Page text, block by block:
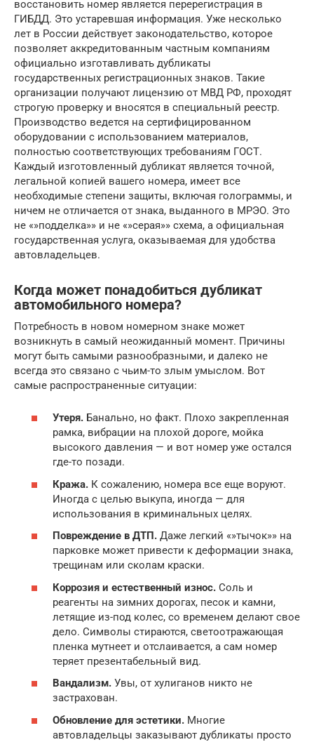
восстановить номер является перерегистрация в
ГИБДД. Это устаревшая информация. Уже несколько
лет в России действует законодательство, которое
позволяет аккредитованным частным компаниям
официально изготавливать дубликаты
государственных регистрационных знаков. Такие
организации получают лицензию от МВД РФ, проходят
строгую проверку и вносятся в специальный реестр.
Производство ведется на сертифицированном
оборудовании с использованием материалов,
полностью соответствующих требованиям ГОСТ.
Каждый изготовленный дубликат является точной,
легальной копией вашего номера, имеет все
необходимые степени защиты, включая голограммы, и
ничем не отличается от знака, выданного в МРЭО. Это
не «»подделка»» и не «»серая»» схема, а официальная
государственная услуга, оказываемая для удобства
автовладельцев.
Когда может понадобиться дубликат
автомобильного номера?
Потребность в новом номерном знаке может
возникнуть в самый неожиданный момент. Причины
могут быть самыми разнообразными, и далеко не
всегда это связано с чьим-то злым умыслом. Вот
самые распространенные ситуации:
Утеря. Банально, но факт. Плохо закрепленная
рамка, вибрации на плохой дороге, мойка
высокого давления — и вот номер уже остался
где-то позади.
Кража. К сожалению, номера все еще воруют.
Иногда с целью выкупа, иногда — для
использования в криминальных целях.
Повреждение в ДТП. Даже легкий «»тычок»» на
парковке может привести к деформации знака,
трещинам или сколам краски.
Коррозия и естественный износ. Соль и
реагенты на зимних дорогах, песок и камни,
летящие из-под колес, со временем делают свое
дело. Символы стираются, светоотражающая
пленка мутнеет и отслаивается, а сам номер
теряет презентабельный вид.
Вандализм. Увы, от хулиганов никто не
застрахован.
Обновление для эстетики. Многие
автовладельцы заказывают дубликаты просто